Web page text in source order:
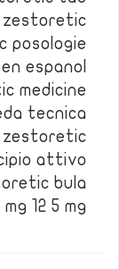
zestoretic
posologie
espanol
medicine
tecnica
zestoretic
attivo
bula
12 5 mg …